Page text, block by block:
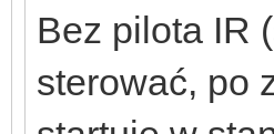
Bez pilota IR
sterować, po